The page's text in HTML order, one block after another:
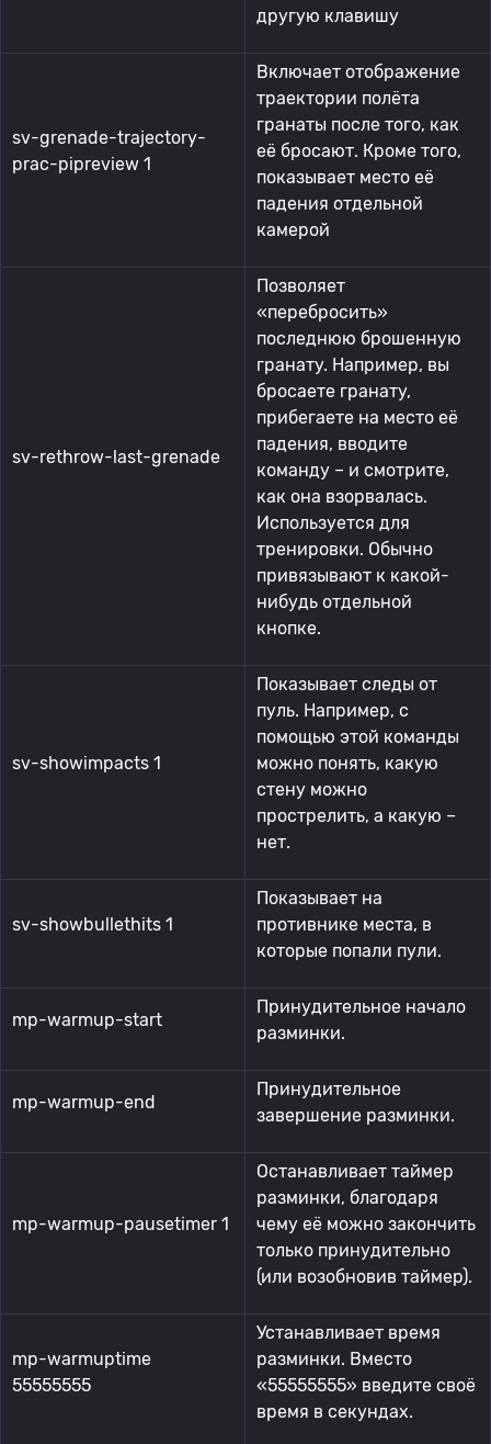
другую клавишу
sv-grenade-trajectory-
prac-pipreview 1
Включает отображение
траектории полёта
гранаты после того, как
её бросают. Кроме того,
показывает место её
падения отдельной
камерой
sv-rethrow-last-grenade
Позволяет
«перебросить»
последнюю брошенную
гранату. Например, вы
бросаете гранату,
прибегаете на место её
падения, вводите
команду – и смотрите,
как она взорвалась.
Используется для
тренировки. Обычно
привязывают к какой-
нибудь отдельной
кнопке.
sv-showimpacts 1
Показывает следы от
пуль. Например, с
помощью этой команды
можно понять, какую
стену можно
прострелить, а какую –
нет.
sv-showbullethits 1
Показывает на
противнике места, в
которые попали пули.
mp-warmup-start
Принудительное начало
разминки.
mp-warmup-end
Принудительное
завершение разминки.
mp-warmup-pausetimer 1
Останавливает таймер
разминки, благодаря
чему её можно закончить
только принудительно
(или возобновив таймер).
mp-warmuptime
55555555
Устанавливает время
разминки. Вместо
«55555555» введите своё
время в секундах.